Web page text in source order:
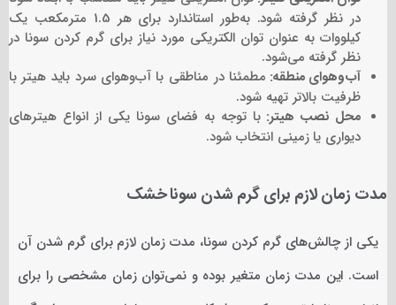
در نظر گرفته شود. به‌طور استاندارد برای هر 1.5 مترمکعب یک
کیلووات به عنوان توان الکتریکی مورد نیاز برای گرم کردن سونا در
نظر گرفته می‌شود.
آب‌وهوای منطقه: مطمئنا در مناطقی با آب‌وهوای سرد باید هیتر با
ظرفیت بالاتر تهیه شود.
محل نصب هیتر:با توجه به فضای سونا یکی از انواع هیترهای
دیواری یا زمینی انتخاب شود.
مدت زمان لازم برای گرم شدن سونا خشک
یکی از چالش‌های گرم کردن سونا، مدت زمان لازم برای گرم شدن آن
است. این مدت زمان متغیر بوده و نمی‌توان زمان مشخصی را برای